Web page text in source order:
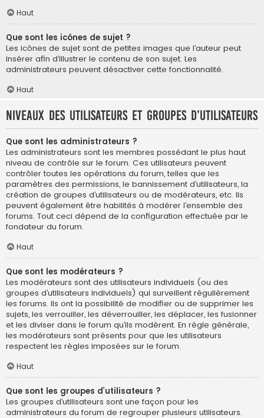
Haut
Que sont les icônes de sujet ?
Les icônes de sujet sont de petites images que l’auteur peut
insérer afin d’illustrer le contenu de son sujet. Les
administrateurs peuvent désactiver cette fonctionnalité.
Haut
Niveaux des utilisateurs et groupes d’utilisateurs
Que sont les administrateurs ?
Les administrateurs sont les membres possédant le plus haut
niveau de contrôle sur le forum. Ces utilisateurs peuvent
contrôler toutes les opérations du forum, telles que les
paramètres des permissions, le bannissement d’utilisateurs, la
création de groupes d’utilisateurs ou de modérateurs, etc. Ils
peuvent également être habilités à modérer l’ensemble des
forums. Tout ceci dépend de la configuration effectuée par le
fondateur du forum.
Haut
Que sont les modérateurs ?
Les modérateurs sont des utilisateurs individuels (ou des
groupes d’utilisateurs individuels) qui surveillent régulièrement
les forums. Ils ont la possibilité de modifier ou de supprimer les
sujets, les verrouiller, les déverrouiller, les déplacer, les fusionner
et les diviser dans le forum qu’ils modèrent. En règle générale,
les modérateurs sont présents pour que les utilisateurs
respectent les règles imposées sur le forum.
Haut
Que sont les groupes d’utilisateurs ?
Les groupes d’utilisateurs sont une façon pour les
administrateurs du forum de regrouper plusieurs utilisateurs.